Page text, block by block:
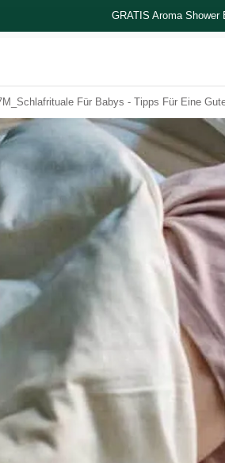
GRATIS Aroma Shower
Für Babys - Tipps Für Eine